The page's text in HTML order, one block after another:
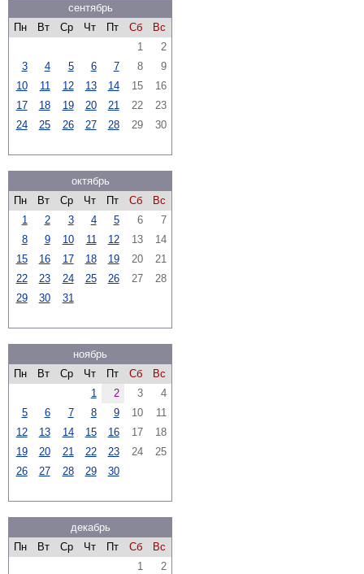
сентябрь
Пн
Вт Ср Чт Пт Сб
Вс
1
2
3
4 5 6 7 8
9
10
11 12 13 14 15
16
17
18 19 20 21 22
23
24
25 26 27 28 29 30
октябрь
Пн
Вт Ср Чт Пт Сб
Вс
1
2 3 4 5 6
7
8
9 10 11 12 13
14
15
16 17 18 19 20
21
22
23 24 25 26 27
28
29
30 31
ноябрь
Пн
Вт Ср Чт Пт Сб
Вс
1
2 3
4
5
6 7 8 9 10
11
12
13 14 15 16 17
18
19
20 21 22 23 24
25
26
27 28 29 30
декабрь
Пн
Вт Ср Чт Пт Сб
Вс
1
2